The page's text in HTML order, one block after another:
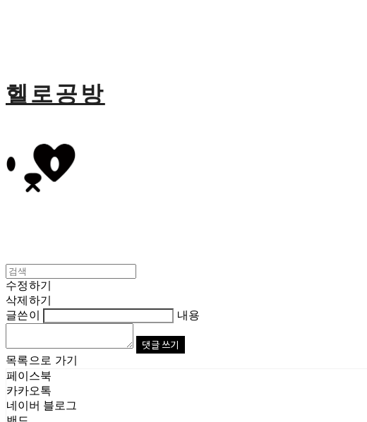
헬로공방
수정하기
삭제하기
글쓴이
내용
댓글 쓰기
목록으로 가기
페이스북
카카오톡
네이버 블로그